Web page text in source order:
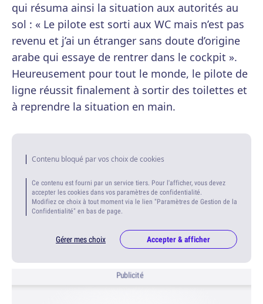
qui résuma ainsi la situation aux autorités au
sol : « Le pilote est sorti aux WC mais n’est pas
revenu et j’ai un étranger sans doute d’origine
arabe qui essaye de rentrer dans le cockpit ».
Heureusement pour tout le monde, le pilote de
ligne réussit finalement à sortir des toilettes et
à reprendre la situation en main.
Contenu bloqué par vos choix de cookies
Ce contenu est fourni par un service tiers. Pour l'afficher, vous devez
accepter les cookies dans vos paramètres de confidentialité.
Modifiez ce choix à tout moment via le lien "Paramètres de Gestion de la
Confidentialité" en bas de page.
Gérer mes choix Accepter & afficher
Publicité